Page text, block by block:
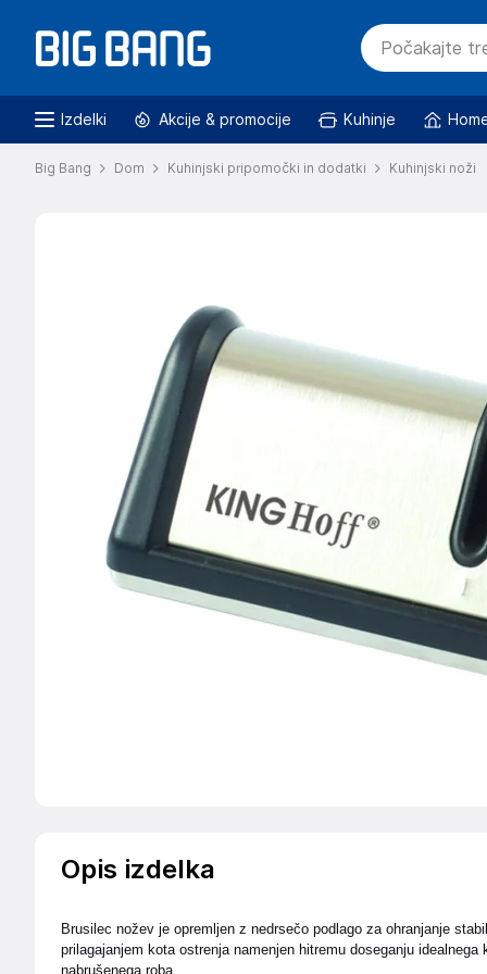
Izdelki Akcije & promocije Kuhinje
Big Bang Dom Kuhinjski pripomočki in dodatki Kuhinjski noži
Opis izdelka
Brusilec nožev je opremljen z nedrsečo podlago za ohranjanje
prilagajanjem kota ostrenja namenjen hitremu doseganju
nabrušenega roba.